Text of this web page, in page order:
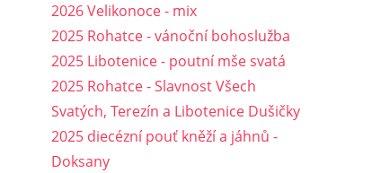
2026 Velikonoce - mix
2025 Rohatce - vánoční bohoslužba
2025 Libotenice - poutní mše svatá
2025 Rohatce - Slavnost Všech
Svatých, Terezín a Libotenice Dušičky
2025 diecézní pouť kněží a jáhnů -
Doksany